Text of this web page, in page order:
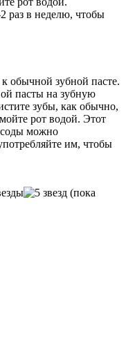
раз в неделю, чтобы
обычной зубной пасте.
пасты на зубную
зубы, как обычно,
рот водой. Этот
соды можно
им, чтобы
(пока